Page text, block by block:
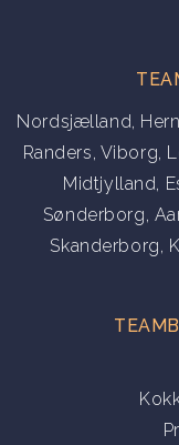
Nordsjælland,
Randers, Viborg,
Midtjylland,
Sønderborg,
Skanderborg,